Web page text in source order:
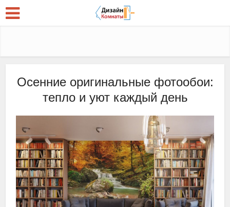
Осенние оригинальные фотообои:
тепло и уют каждый день